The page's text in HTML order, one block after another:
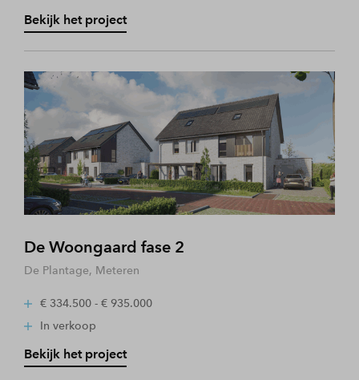
Bekijk het project
De Woongaard fase 2
De Plantage, Meteren
€ 334.500 - € 935.000
In verkoop
Bekijk het project